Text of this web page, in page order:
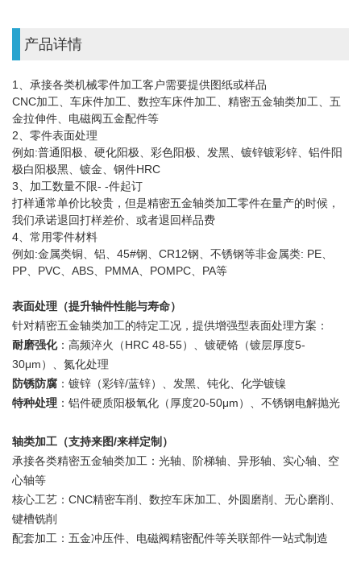
产品详情
1、承接各类机械零件加工客户需要提供图纸或样品
CNC加工、车床件加工、数控车床件加工、精密五金轴类加工、五
金拉伸件、电磁阀五金配件等
2、零件表面处理
例如:普通阳极、硬化阳极、彩色阳极、发黑、镀锌镀彩锌、铝件阳
极白阳极黑、镀金、钢件HRC
3、加工数量不限- -件起订
打样通常单价比较贵，但是精密五金轴类加工零件在量产的时候，
我们承诺退回打样差价、或者退回样品费
4、常用零件材料
例如:金属类铜、铝、45#钢、CR12钢、不锈钢等非金属类: PE、
PP、PVC、ABS、PMMA、POMPC、PA等
表面处理（提升轴件性能与寿命）
针对精密五金轴类加工的特定工况，提供增强型表面处理方案：
耐磨强化：高频淬火（HRC 48-55）、镀硬铬（镀层厚度5-
30μm）、氮化处理
防锈防腐 ：镀锌（彩锌/蓝锌）、发黑、钝化、化学镀镍
特种处理 ：铝件硬质阳极氧化（厚度20-50μm）、不锈钢电解抛光
轴类加工（支持来图/来样定制）
承接各类精密五金轴类加工：光轴、阶梯轴、异形轴、实心轴、空
心轴等
核心工艺：CNC精密车削、数控车床加工、外圆磨削、无心磨削、
键槽铣削
配套加工：五金冲压件、电磁阀精密配件等关联部件一站式制造